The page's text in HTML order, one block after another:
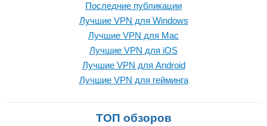
Последние публикации
Лучшие VPN для Windows
Лучшие VPN для Mac
Лучшие VPN для iOS
Лучшие VPN для Android
Лучшие VPN для гейминга
ТОП обзоров